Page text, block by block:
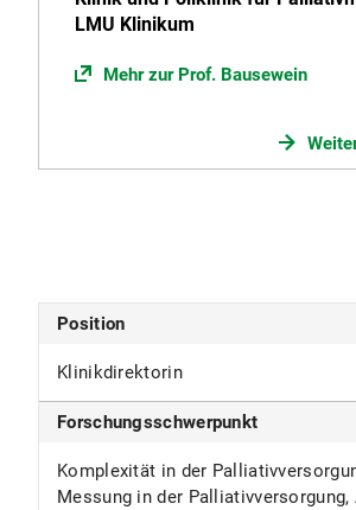
LMU Klinikum
Mehr zur Prof. Bausewein
Position
Klinikdirektorin
Forschungsschwerpunkt
Komplexität in der
Messung in der